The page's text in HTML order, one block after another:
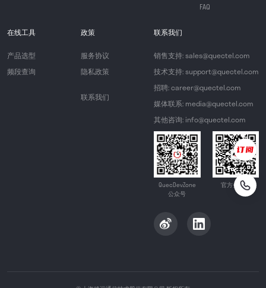
FAQ
在线工具
产品选型
频段查询
政策
服务协议
隐私政策
联系我们
联系我们
销售支持: sales@quectel.com
技术支持: support@quectel.com
招聘: career@quectel.com
媒体联系: media@quectel.com
其他咨询: info@quectel.com
QuecDevZone
公众号
官方公众号